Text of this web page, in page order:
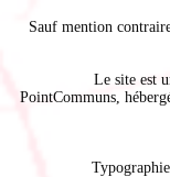
Sauf mention
Le site est
PointCommuns ,